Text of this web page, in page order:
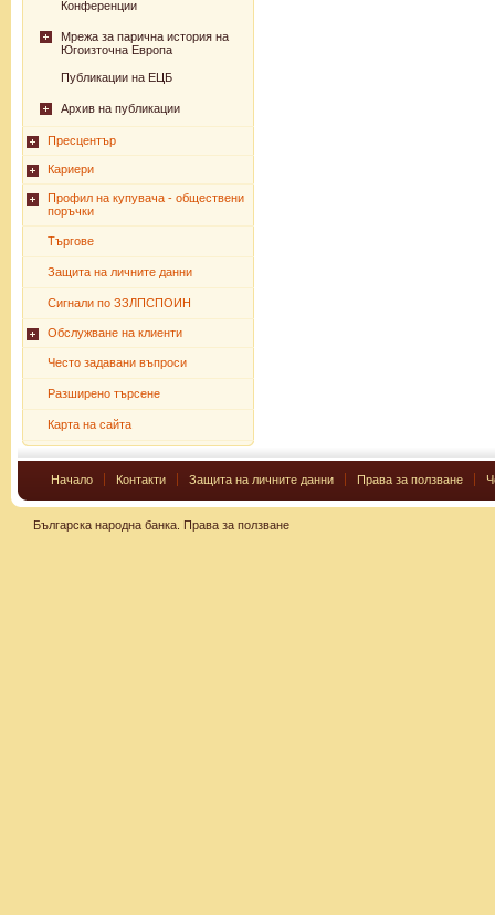
Конференции
Мрежа за парична история на
Югоизточна Европа
Публикации на ЕЦБ
Архив на публикации
Пресцентър
Кариери
Профил на купувача - обществени
поръчки
Търгове
Защита на личните данни
Сигнали по ЗЗЛПСПОИН
Обслужване на клиенти
Често задавани въпроси
Разширено търсене
Карта на сайта
Начало Контакти Защита на личните данни Права за ползване
Българска народна банка. Права за ползване